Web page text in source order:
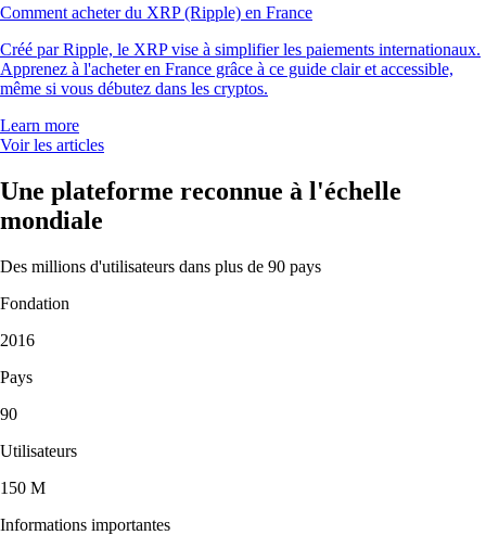
Comment acheter du XRP (Ripple) en France
Créé par Ripple, le XRP vise à simplifier les paiements internationaux.
Apprenez à l'acheter en France grâce à ce guide clair et accessible,
même si vous débutez dans les cryptos.
Learn more
Voir les articles
Une plateforme reconnue à l'échelle
mondiale
Des millions d'utilisateurs dans plus de 90 pays
Fondation
2016
Pays
90
Utilisateurs
150 M
Informations importantes